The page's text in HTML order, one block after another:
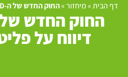
דף הבית»מיחזור»החוק החדש של ה-OECD: דיווח על פליטת זיהום
דיווח על